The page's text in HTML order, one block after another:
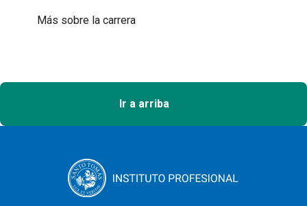
Más sobre la carrera
Ir a arriba